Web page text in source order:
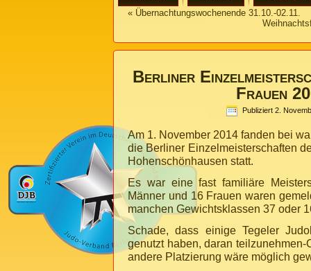
« Übernachtungswochenende 31.10.-02.11.
Berliner
Frauen
Publiziert 2.
Am 1. November 2014 fanden bei
die Berliner Einzelmeisterschaften
Hohenschönhausen statt.
Es war eine fast familiäre
Männer und 16 Frauen waren
manchen Gewichtsklassen 37 oder
Schade, dass einige Tegeler
genutzt haben, daran
andere Platzierung wäre möglich